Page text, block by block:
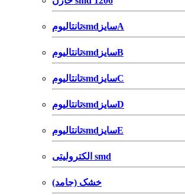
تانتالیومsmdسایزA
تانتالیومsmdسایزB
تانتالیومsmdسایزC
تانتالیومsmdسایزD
تانتالیومsmdسایزE
الکترولیتی smd
خشک (جامد)